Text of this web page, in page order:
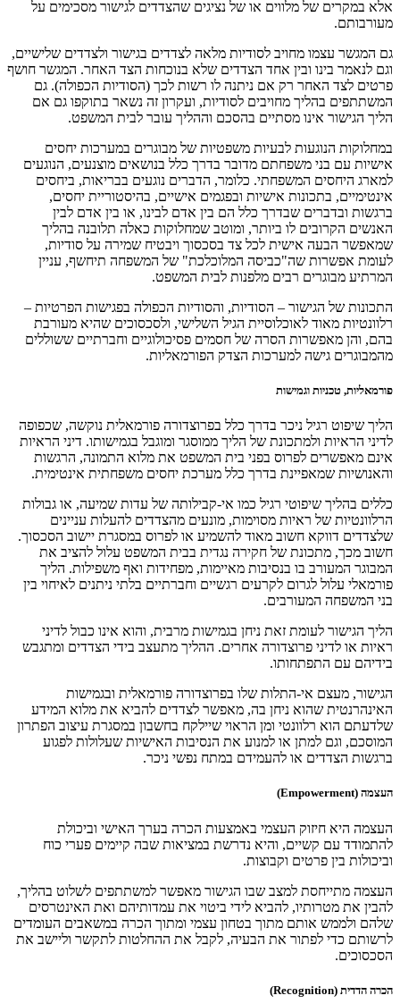
אלא במקרים של מלווים או של נציגים שהצדדים לגישור מסכימים על
מעורבותם.
גם המגשר עצמו מחויב לסודיות מלאה לצדדים בגישור ולצדדים שלישיים,
וגם לנאמר בינו ובין אחד הצדדים שלא בנוכחות הצד האחר. המגשר חושף
פרטים לצד האחר רק אם ניתנה לו רשות לכך (הסודיות הכפולה). גם
המשתתפים בהליך מחויבים לסודיות, ועקרון זה נשאר בתוקפו גם אם
הליך הגישור אינו מסתיים בהסכם וההליך עובר לבית המשפט.
במחלוקות הנוגעות לבעיות משפטיות של מבוגרים במערכות יחסים
אישיות עם בני משפחתם מדובר בדרך כלל בנושאים מוצנעים, הנוגעים
למארג היחסים המשפחתי. כלומר, הדברים נוגעים בבריאות, ביחסים
אינטימיים, בתכונות אישיות ובפגמים אישיים, בהיסטוריית יחסים,
ברגשות ובדברים שבדרך כלל הם בין אדם לבינו, או בין אדם לבין
האנשים הקרובים לו ביותר, ומוטב שמחלוקות כאלה תלובנה בהליך
שמאפשר הבעה אישית לכל צד בסכסוך ויבטיח שמירה על סודיות,
לעומת אפשרות שה"כביסה המלוכלכת" של המשפחה תיחשף, עניין
המרתיע מבוגרים רבים מלפנות לבית המשפט.
התכונות של הגישור – הסודיות, והסודיות הכפולה בפגישות הפרטיות –
רלוונטיות מאוד לאוכלוסיית הגיל השלישי, ולסכסוכים שהיא מעורבת
בהם, והן מאפשרות הסרה של חסמים פסיכולוגיים וחברתיים ששוללים
מהמבוגרים גישה למערכות הצדק הפורמאליות.
פורמאליות, טכניות וגמישות
הליך שיפוט רגיל ניכר בדרך כלל בפרוצדורה פורמאלית נוקשה, שכפופה
לדיני הראיות ולמתכונת של הליך ממוסגר ומוגבל בגמישותו. דיני הראיות
אינם מאפשרים לפרוס בפני בית המשפט את מלוא התמונה, הרגשות
והאנושיות שמאפיינת בדרך כלל מערכת יחסים משפחתית אינטימית.
כללים בהליך שיפוטי רגיל כמו אי-קבילותה של עדות שמיעה, או גבולות
הרלוונטיות של ראיות מסוימות, מונעים מהצדדים להעלות עניינים
שלצדדים דווקא חשוב מאוד להשמיע או לפרוס במסגרת יישוב הסכסוך.
חשוב מכך, מתכונת של חקירה נגדית בבית המשפט עלול להציב את
המבוגר המעורב בו בנסיבות מאיימות, מפחידות ואף משפילות. הליך
פורמאלי עלול לגרום לקרעים רגשיים וחברתיים בלתי ניתנים לאיחוי בין
בני המשפחה המעורבים.
הליך הגישור לעומת זאת ניחן בגמישות מרבית, והוא אינו כבול לדיני
ראיות או לדיני פרוצדורה אחרים. ההליך מתעצב בידי הצדדים ומתגבש
בידיהם עם התפתחותו.
הגישור, מעצם אי-התלות שלו בפרוצדורה פורמאלית ובגמישות
האינהרנטית שהוא ניחן בה, מאפשר לצדדים להביא את מלוא המידע
שלדעתם הוא רלוונטי ומן הראוי שיילקח בחשבון במסגרת עיצוב הפתרון
המוסכם, וגם למתן או למנוע את הנסיבות האישיות שעלולות לפגוע
ברגשות הצדדים או להעמידם במתח נפשי ניכר.
העצמה (Empowerment)
העצמה היא חיזוק העצמי באמצעות הכרה בערך האישי וביכולת
להתמודד עם קשיים, והיא נדרשת במציאות שבה קיימים פערי כוח
וביכולות בין פרטים וקבוצות.
העצמה מתייחסת למצב שבו הגישור מאפשר למשתתפים לשלוט בהליך,
להבין את מטרותיו, להביא לידי ביטוי את עמדותיהם ואת האינטרסים
שלהם ולממש אותם מתוך בטחון עצמי ומתוך הכרה במשאבים העומדים
לרשותם כדי לפתור את הבעיה, לקבל את ההחלטות לתקשר וליישב את
הסכסוכים.
הכרה הדדית (Recognition)